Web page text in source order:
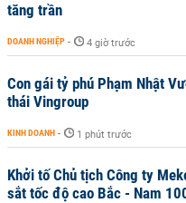
tăng trần
DOANH NGHIỆP - 4 giờ trước
Con gái tỷ phú Phạm Nhật
thái Vingroup
KINH DOANH - 1 phút trước
Khởi tố Chủ tịch Công ty
sắt tốc độ cao Bắc - Nam